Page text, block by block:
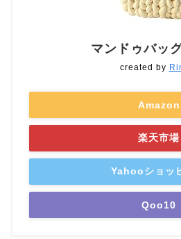
マンドゥバッ
created by
Amazon
楽天市場
Yahooショッ
Qoo10